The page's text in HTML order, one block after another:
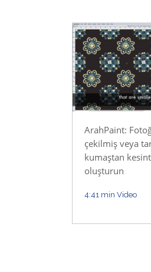
ArahPaint:
çekilmiş veya
kumaştan
oluşturun
4:41 min Video